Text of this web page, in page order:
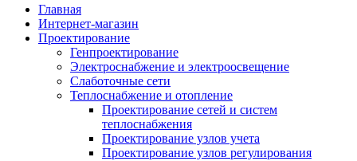
Главная
Интернет-магазин
Проектирование
Генпроектирование
Электроснабжение и электроосвещение
Слаботочные сети
Теплоснабжение и отопление
Проектирование сетей и систем
теплоснабжения
Проектирование узлов учета
Проектирование узлов регулирования